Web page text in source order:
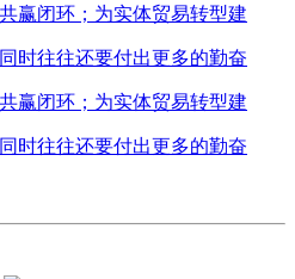
赢闭环；为实体贸易转型建
时往往还要付出更多的勤奋
赢闭环；为实体贸易转型建
时往往还要付出更多的勤奋